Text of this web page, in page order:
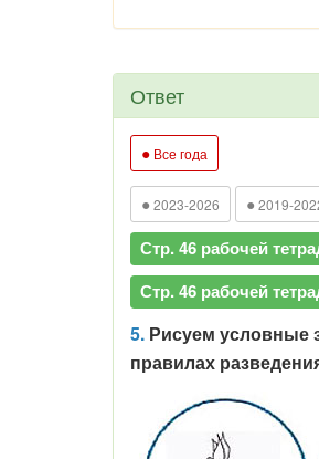
Ответ
● Все года
● 2023-2026 ● 2019-
Стр. 46 рабочей
Стр. 46 рабочей
5. Рисуем условные
правилах